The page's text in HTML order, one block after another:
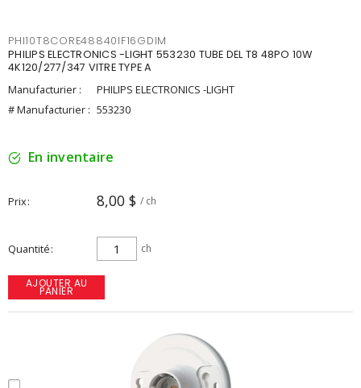
PHI10T8CORE48840IF16GDIM
PHILIPS ELECTRONICS -LIGHT 553230 TUBE DEL T8 48PO 10W
4K120/277/347 VITRE TYPE A
Manufacturier :
PHILIPS ELECTRONICS -LIGHT
# Manufacturier : 553230
En inventaire
Prix 8,00 $ / ch
Quantité ch
AJOUTER AU
PANIER